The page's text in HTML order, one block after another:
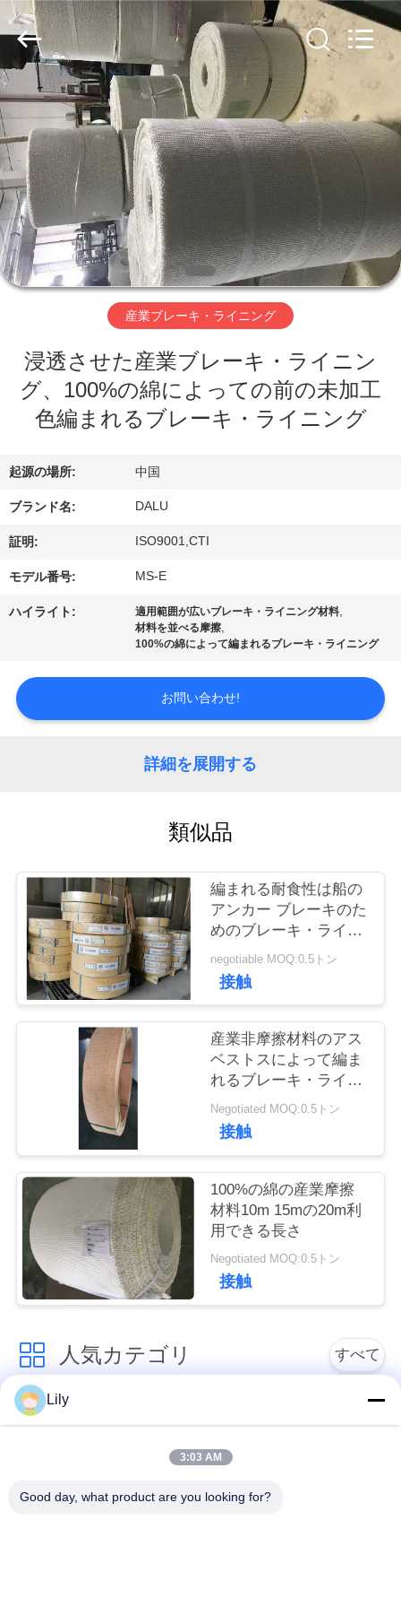
家
プ
ロ
ダ
ク
私
達
つ
い
て
工
旅
行
に
な
さ
い
引
を
要
キ・
グ
supplier.
Copyright
©
2019
-
2026
Ningbo
Xinyan
Friction
Materials
Co.,
Ltd..
All
Rights
Reserved.
産業ブレーキ・ライニング
浸透させた産業ブレーキ・ライニン
グ、100%の綿によっての前の未加工
色編まれるブレーキ・ライニング
起源の場所: 中国
ブランド名: DALU
証明: ISO9001,CTI
モデル番号: MS-E
ハイライト: 適用範囲が広いブレーキ・ライニング材料,
材料を並べる摩擦,
100%の綿によって編まれるブレーキ・ライニング
お問い合わせ!
詳細を展開する
類似品
編まれる耐食性は船の
アンカー ブレーキのた
めのブレーキ・ライニ
ングを
negotiable MOQ:0.5トン
接触
産業非摩擦材料のアス
ベストスによって編ま
れるブレーキ・ライニ
ングの100%の綿
Negotiated MOQ:0.5トン
接触
100%の綿の産業摩擦
材料10m 15mの20m利
用できる長さ
Negotiated MOQ:0.5トン
接触
人気カテゴリ すべて
非アスベストスによ
アスベストスのブレ
ーキ・ライニング
Lily
3:03 AM
Good day, what product are you looking for?